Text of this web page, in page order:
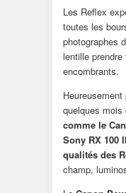
Les Reflex
toutes les
photographes
lentille
encombrants.
quelques mois
comme le
Sony RX 100
qualités des
champ,